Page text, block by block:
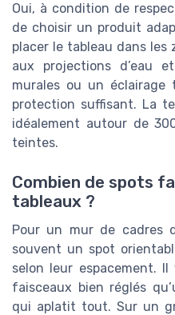
Oui, à condition de
de choisir un produit
placer le tableau dans les
aux projections d’eau
murales ou un éclairage
protection suffisant. La
idéalement autour de
teintes.
Combien de spots
tableaux ?
Pour un mur de cadres
souvent un spot
selon leur espacement.
faisceaux bien réglés
qui aplatit tout. Sur un